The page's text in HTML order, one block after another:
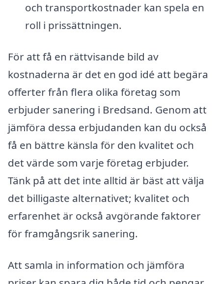
och transportkostnader kan spela en
roll i prissättningen.
För att få en rättvisande bild av
kostnaderna är det en god idé att begära
offerter från flera olika företag som
erbjuder sanering i Bredsand. Genom att
jämföra dessa erbjudanden kan du också
få en bättre känsla för den kvalitet och
det värde som varje företag erbjuder.
Tänk på att det inte alltid är bäst att välja
det billigaste alternativet; kvalitet och
erfarenhet är också avgörande faktorer
för framgångsrik sanering.
Att samla in information och jämföra